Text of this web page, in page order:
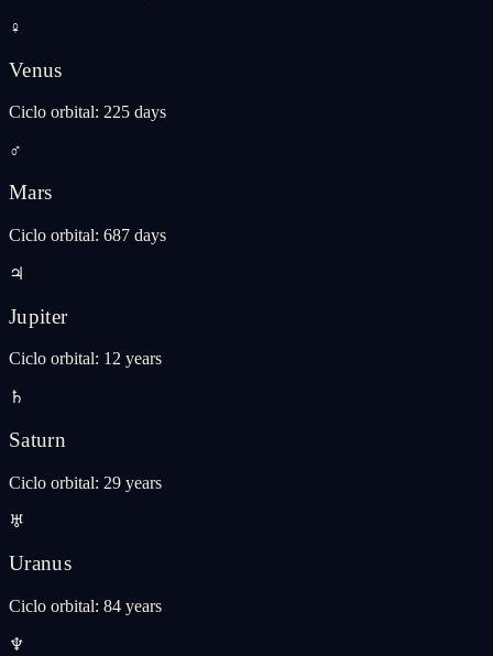
♀
Venus
Ciclo orbital: 225 days
♂
Mars
Ciclo orbital: 687 days
♃
Jupiter
Ciclo orbital: 12 years
♄
Saturn
Ciclo orbital: 29 years
♅
Uranus
Ciclo orbital: 84 years
♆